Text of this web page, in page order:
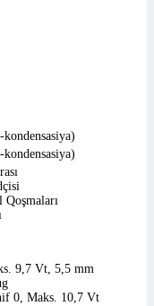
Qoşmaları
9,7 Vt, 5,5 mm
0, Maks. 10,7 Vt